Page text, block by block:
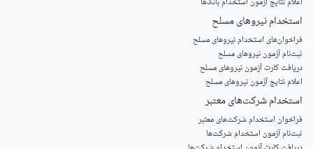
اعلام نتایج آزمون استخدام بانک‌ها
استخدام‌ نیروهای مسلح
‌فراخوان‌های استخدام‌ نیروهای مسلح
ثبت‌نام آزمون نیروهای مسلح
دریافت کارت آزمون نیروهای مسلح
اعلام نتایج آزمون نیروهای مسلح
استخدام‌ شرکت‌های معتبر
فراخوان استخدام شرکت‌های معتبر
ثبت‌نام آزمون استخدام شرکت‌ها